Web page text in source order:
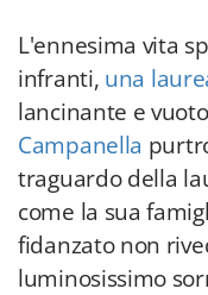
L'ennesima vita
infranti, una
lancinante e
Campanella
traguardo della
come la sua
fidanzato non
luminosissimo